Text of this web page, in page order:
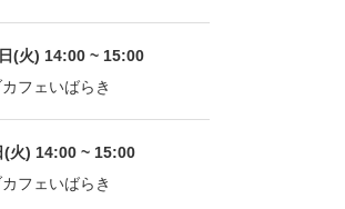
(火) 14:00 ~ 15:00
フェいばらき
(火) 14:00 ~ 15:00
フェいばらき